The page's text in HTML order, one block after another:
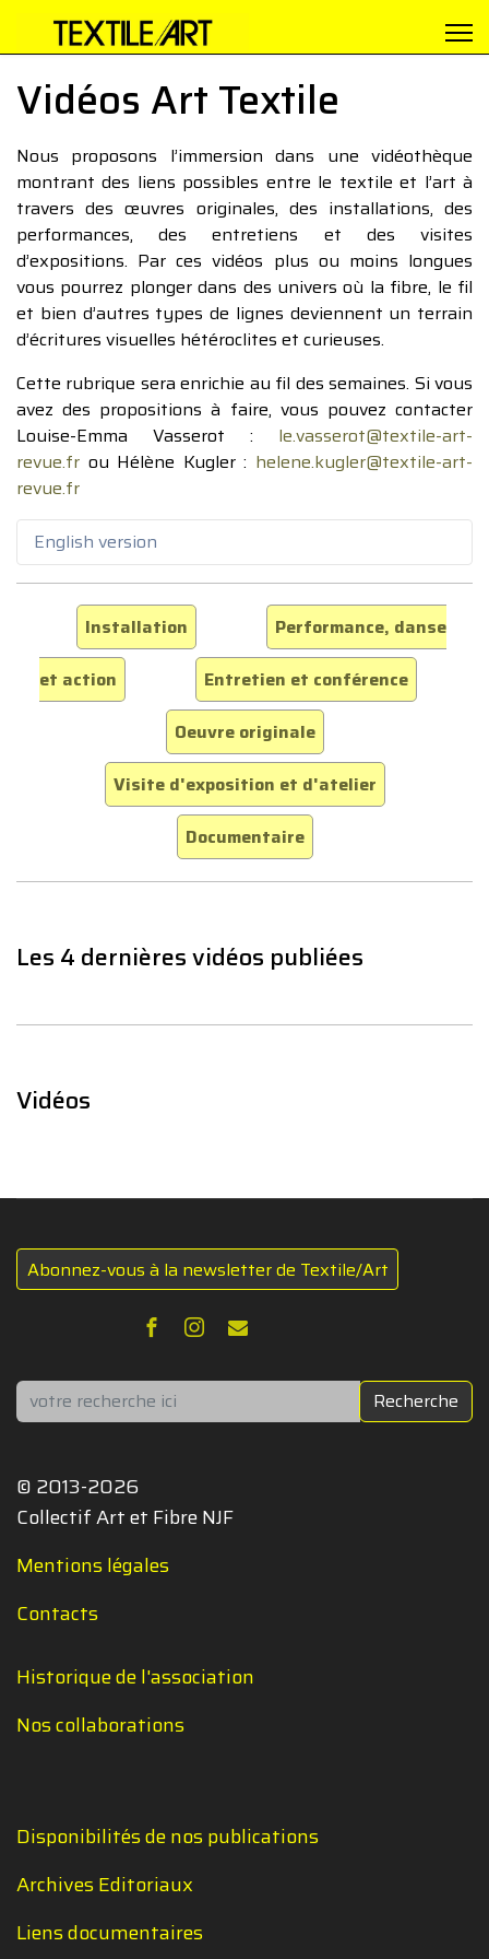
Vidéos Art Textile
Nous proposons l’immersion dans une vidéothèque
montrant des liens possibles entre le textile et l’art à
travers des œuvres originales, des installations, des
performances, des entretiens et des visites
d’expositions. Par ces vidéos plus ou moins longues
vous pourrez plonger dans des univers où la fibre, le fil
et bien d’autres types de lignes deviennent un terrain
d’écritures visuelles hétéroclites et curieuses.
Cette rubrique sera enrichie au fil des semaines. Si vous
avez des propositions à faire, vous pouvez contacter
Louise-Emma Vasserot : le.vasserot@textile-art-
revue.fr ou Hélène Kugler : helene.kugler@textile-art-
revue.fr
English version
Installation
Performance, danse
et action
Entretien et conférence
Oeuvre originale
Visite d'exposition et d'atelier
Documentaire
Les 4 dernières vidéos publiées
Vidéos
Abonnez-vous à la newsletter de Textile/Art
Rechercher Recherche
© 2013-2026
Collectif Art et Fibre NJF
Mentions légales
Contacts
Historique de l'association
Nos collaborations
Disponibilités de nos publications
Archives Editoriaux
Liens documentaires